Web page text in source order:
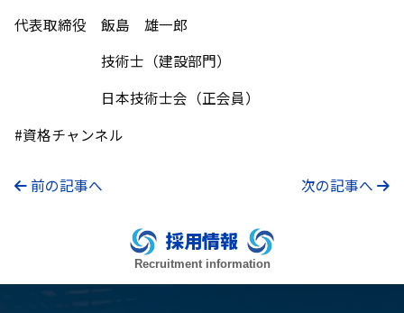
代表取締役 飯島 雄一郎
技術士（建設部門）
日本技術士会（正会員）
#資格チャンネル
前の記事へ 次の記事へ
採用情報
Recruitment information